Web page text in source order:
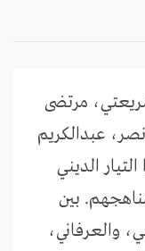
مرتضى
عبدالكريم
الديني
بين
والعرفاني،